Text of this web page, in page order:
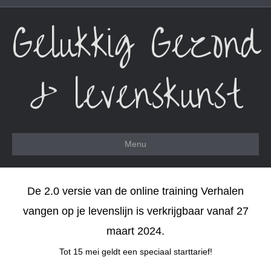
Gelukkig Gezond
& levenskunst
Menu
De 2.0 versie van de online training Verhalen
vangen op je levenslijn is verkrijgbaar vanaf 27
maart 2024.
Tot 15 mei geldt een speciaal starttarief!